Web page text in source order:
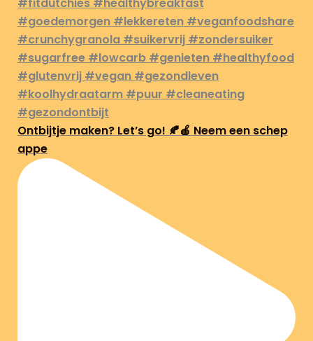
Ontbijtje maken? Let’s go! 🍂🍎 Neem een schep
appe